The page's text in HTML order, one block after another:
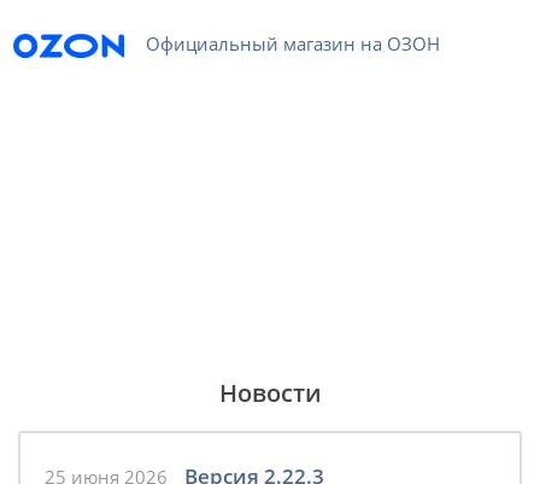
Официальный магазин на ОЗОН
Новости
25 июня 2026 Версия 2.22.3